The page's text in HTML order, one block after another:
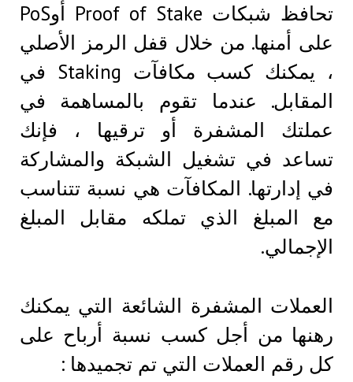
تحافظ شبكات Proof of Stake أوPoS
على أمنها. من خلال قفل الرمز الأصلي
، يمكنك كسب مكافآت Staking في
المقابل. عندما تقوم بالمساهمة في
عملتك المشفرة أو ترقيها ، فإنك
تساعد في تشغيل الشبكة والمشاركة
في إدارتها. المكافآت هي نسبة تتناسب
مع المبلغ الذي تملكه مقابل المبلغ
الإجمالي.
العملات المشفرة الشائعة التي يمكنك
رهنها من أجل كسب نسبة أرباح على
كل رقم العملات التي تم تجميدها :